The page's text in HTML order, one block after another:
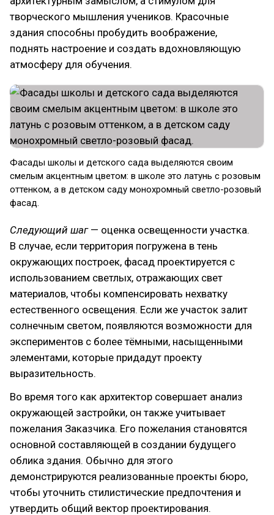
творческого мышления учеников. Красочные
здания способны пробудить воображение,
поднять настроение и создать вдохновляющую
атмосферу для обучения.
Фасады школы и детского сада выделяются своим
смелым акцентным цветом: в школе это латунь с розовым
оттенком, а в детском саду монохромный светло-розовый
фасад.
Следующий шаг— оценка освещенности участка.
В случае, если территория погружена в тень
окружающих построек, фасад проектируется с
использованием светлых, отражающих свет
материалов, чтобы компенсировать нехватку
естественного освещения. Если же участок залит
солнечным светом, появляются возможности для
экспериментов с более тёмными, насыщенными
элементами, которые придадут проекту
выразительность.
Во время того как архитектор совершает анализ
окружающей застройки, он также учитывает
пожелания Заказчика. Его пожелания становятся
основной составляющей в создании будущего
облика здания. Обычно для этого
демонстрируются реализованные проекты бюро,
чтобы уточнить стилистические предпочтения и
утвердить общий вектор проектирования.